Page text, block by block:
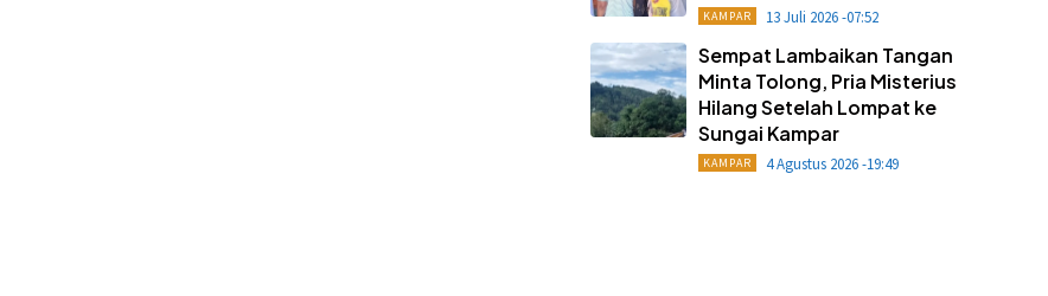
KAMPAR 13 Juli 2026 -07:52
Sempat Lambaikan Tangan
Minta Tolong, Pria Misterius
Hilang Setelah Lompat ke
Sungai Kampar
KAMPAR 4 Agustus 2026 -19:49